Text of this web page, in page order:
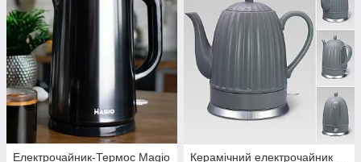
Електрочайник-Термос Magio
Керамічний електрочайник